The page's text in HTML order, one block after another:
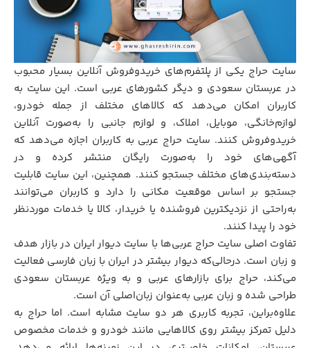
سایت حراج یکی از پلتفرم‌های خریدوفروش آنلاین بسیار محبوب
در عربستان سعودی و دیگر کشورهای عربی است. این سایت به
کاربران امکان می‌دهد که کالاهای مختلف از جمله خودرو،
لوازم‌خانگی، موبایل، املاک، و لوازم جانبی را به‌صورت آنلاین
خریدوفروش کنند. سایت حراج عربی به کاربران اجازه می‌دهد که
آگهی‌های خود را به‌صورت رایگان منتشر کرده و در
دسته‌بندی‌های مختلف جستجو کنند. همچنین، این سایت قابلیت
جستجو بر اساس موقعیت مکانی را دارد و کاربران می‌توانند
به‌راحتی از نزدیکترین فروشنده یا خریدار، کالا یا خدمات موردنظر
خود را پیدا کنند.
تفاوت اصلی سایت حراج عربی‌ها با سایت دیوار ایران در بازار هدف
و زبان است. درحالی‌که دیوار بیشتر در ایران با زبان فارسی فعالیت
می‌کند، حراج برای بازارهای عربی و به ویژه عربستان سعودی
طراحی شده و زبان عربی به‌عنوان زبان‌اصلی آن است.
علاوه‌براین، تجربه کاربری هر دو سایت مشابه است. اما حراج به
دلیل تمرکز بیشتر روی کالاهایی مانند خودرو و خدمات مخصوص